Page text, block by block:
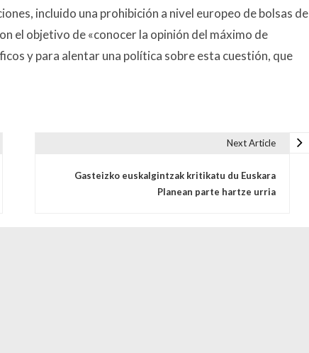
incluido una prohibición a nivel europeo de bolsas de
el objetivo de «conocer la opinión del máximo de
y para alentar una política sobre esta cuestión, que
Next Article
Gasteizko euskalgintzak kritikatu du Euskara
Planean parte hartze urria